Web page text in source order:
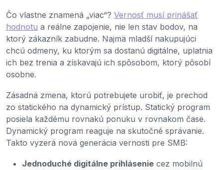
Čo vlastne znamená „viac“? Vernosť musí prinášať
hodnotu a reálne zapojenie, nie len stav bodov, na
ktorý zákazník zabudne. Najmä mladší nakupujúci
chcú odmeny, ku ktorým sa dostanú digitálne, uplatnia
ich bez trenia a získavajú ich spôsobom, ktorý pôsobí
osobne.
Zásadná zmena, ktorú potrebujete urobiť, je prechod
zo statického na dynamický prístup. Statický program
posiela každému rovnakú ponuku v rovnakom čase.
Dynamický program reaguje na skutočné správanie.
Takto vyzerá nová generácia vernosti pre SMB:
Jednoduché digitálne prihlásenie cez mobilnú